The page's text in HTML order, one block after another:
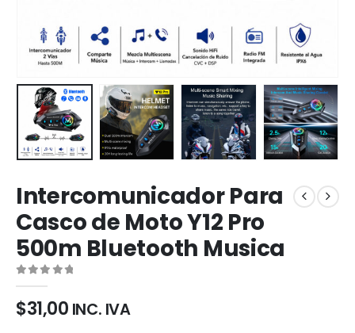
Intercomunicador Para
Casco de Moto Y12 Pro
500m Bluetooth Musica
0out of 5
$31,00 INC. IVA